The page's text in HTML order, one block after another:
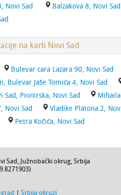
Novi Sad
Balzakova 8, Novi Sad
na karti Novi Sad
Bulevar cara Lazara 90, Novi Sad
Bulevar Jaše Tomića 4, Novi Sad
Sad, Pionirska, Novi Sad
Novi Sad
Vladike Platona 2,
Petra Kočića, Novi Sad
Sad, Južnobački okrug, Srbija
)
Srbija okruzi